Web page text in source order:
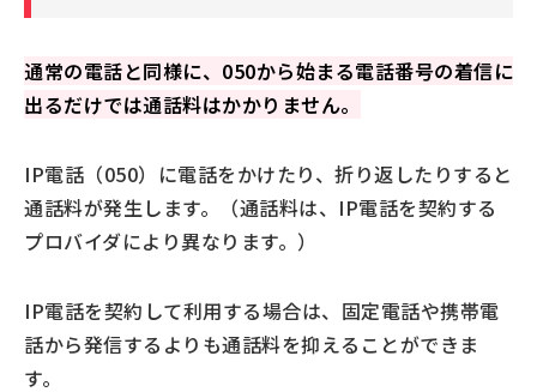
通常の電話と同様に、050から始まる電話番号の着信に
出るだけでは通話料はかかりません。
IP電話（050）に電話をかけたり、折り返したりすると
通話料が発生します。（通話料は、IP電話を契約する
プロバイダにより異なります。）
IP電話を契約して利用する場合は、固定電話や携帯電
話から発信するよりも通話料を抑えることができま
す。